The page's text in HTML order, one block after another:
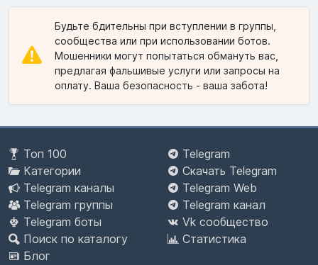
Будьте бдительны при вступлении в группы,
сообщества или при использовании ботов.
Мошенники могут попытаться обмануть вас,
предлагая фальшивые услуги или запросы на
оплату. Ваша безопасность - ваша забота!
Топ 100
Категории
Telegram каналы
Telegram группы
Telegram боты
Поиск по каталогу
Блог
Telegram
Скачать Telegram
Telegram Web
Telegram канал
Vk сообщество
Статистика